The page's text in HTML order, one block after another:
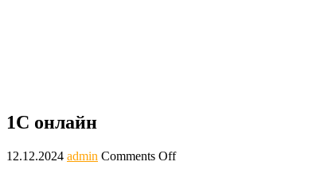
1С онлайн
12.12.2024 admin Comments Off